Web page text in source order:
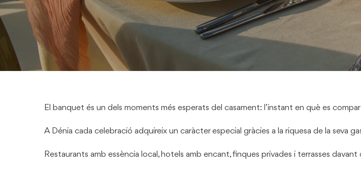
El banquet és un dels moments més esperats del casament: l’instant en què es
A Dénia cada celebració adquireix un caràcter especial gràcies a la riquesa de la seva
Restaurants amb essència local, hotels amb encant, finques privades i terrasses